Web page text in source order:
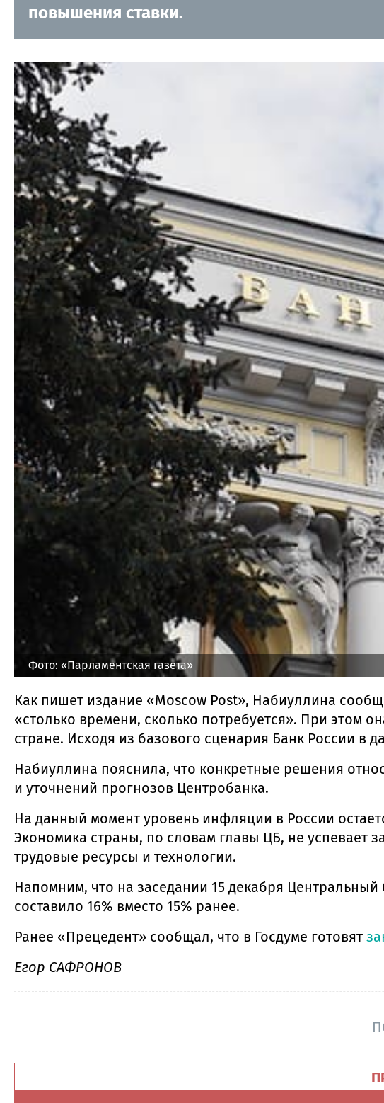
повышения ставки.
Фото: «Парламентская газета»
Как пишет издание «Moscow Post», Набиуллина
«столько времени, сколько потребуется». При этом
стране. Исходя из базового сценария Банк России
Набиуллина пояснила, что конкретные решения
и уточнений прогнозов Центробанка.
На данный момент уровень инфляции в России
Экономика страны, по словам главы ЦБ, не успевает
трудовые ресурсы и технологии.
Напомним, что на заседании 15 декабря
составило 16% вместо 15% ранее.
Ранее «Прецедент» сообщал, что в Госдуме готовят
Егор САФРОНОВ